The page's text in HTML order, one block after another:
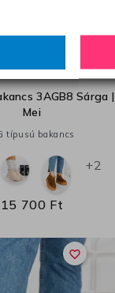
3940
3AGB8 Sárga |
Mei
típusú bakancs
+2
15 700 Ft
favorite_border